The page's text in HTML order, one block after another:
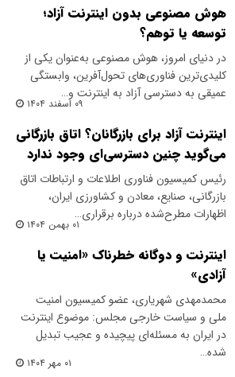
هوش مصنوعی بدون اینترنت آزاد؛
توسعه یا توهم؟
در دنیای امروز، هوش مصنوعی به‌عنوان یکی از
کلیدی‌ترین فناوری‌های تحول‌آفرین، وابستگی
عمیقی به دسترسی آزاد به اینترنت و…
۰۹ اسفند ۱۴۰۴
اینترنت آزاد برای بازرگانان؟ اتاق بازرگانی
می‌گوید چنین دسترسی‌ای وجود ندارد
رئیس کمیسیون فناوری اطلاعات و ارتباطات اتاق
بازرگانی، صنایع، معادن و کشاورزی ایران،
اظهارات مطرح‌شده درباره برقراری…
۰۱ بهمن ۱۴۰۴
اینترنت و دوگانه خطرناک «امنیت یا
آزادی»
محمدمهدی شهریاری، عضو کمیسیون امنیت
ملی و سیاست خارجی مجلس: موضوع اینترنت
در ایران به مسئله‌ای پیچیده و عجیب تبدیل
شده…
۰۱ مهر ۱۴۰۴